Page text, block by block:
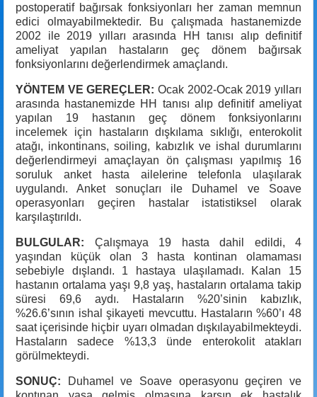
postoperatif bağırsak fonksiyonları her zaman memnun
edici olmayabilmektedir. Bu çalışmada hastanemizde
2002 ile 2019 yılları arasında HH tanısı alıp definitif
ameliyat yapılan hastaların geç dönem bağırsak
fonksiyonlarını değerlendirmek amaçlandı.
YÖNTEM VE GEREÇLER: Ocak 2002-Ocak 2019 yılları
arasında hastanemizde HH tanısı alıp definitif ameliyat
yapılan 19 hastanın geç dönem fonksiyonlarını
incelemek için hastaların dışkılama sıklığı, enterokolit
atağı, inkontinans, soiling, kabızlık ve ishal durumlarını
değerlendirmeyi amaçlayan ön çalışması yapılmış 16
soruluk anket hasta ailelerine telefonla ulaşılarak
uygulandı. Anket sonuçları ile Duhamel ve Soave
operasyonları geçiren hastalar istatistiksel olarak
karşılaştırıldı.
BULGULAR: Çalışmaya 19 hasta dahil edildi, 4
yaşından küçük olan 3 hasta kontinan olamaması
sebebiyle dışlandı. 1 hastaya ulaşılamadı. Kalan 15
hastanın ortalama yaşı 9,8 yaş, hastaların ortalama takip
süresi 69,6 aydı. Hastaların %20’sinin kabızlık,
%26.6’sının ishal şikayeti mevcuttu. Hastaların %60’ı 48
saat içerisinde hiçbir uyarı olmadan dışkılayabilmekteydi.
Hastaların sadece %13,3 ünde enterokolit atakları
görülmekteydi.
SONUÇ:
Duhamel ve Soave operasyonu geçiren ve